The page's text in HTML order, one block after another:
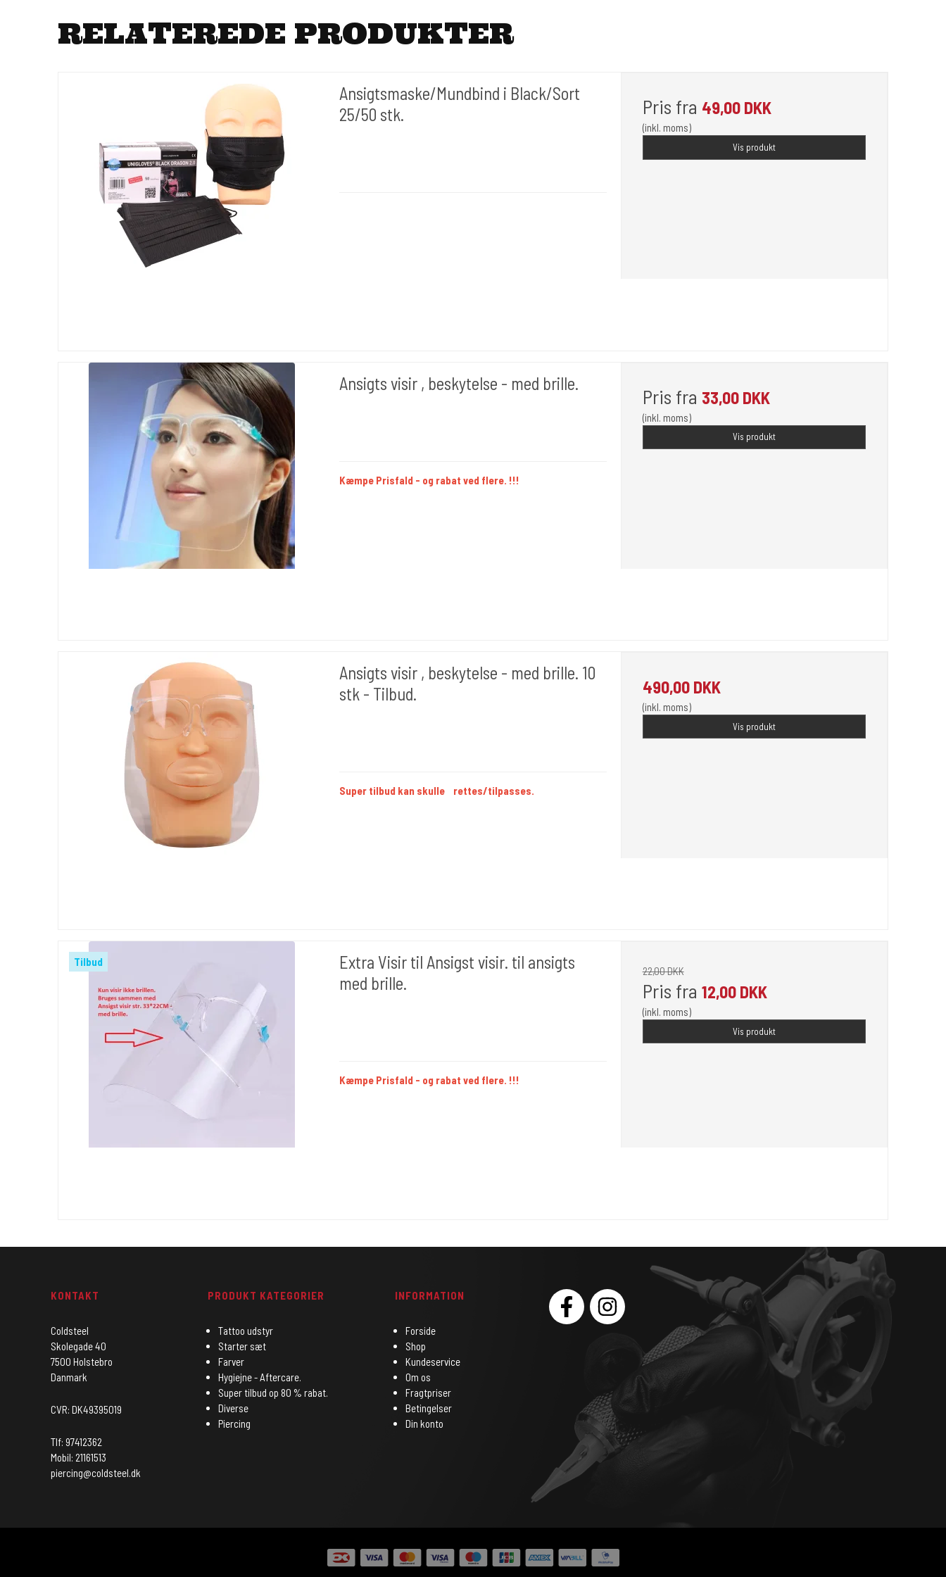
RELATEREDE PRODUKTER
Ansigtsmaske/Mundbind i Black/Sort
25/50 stk.
Pris fra 49,00 DKK
(inkl. moms)
Vis produkt
Ansigts visir , beskytelse - med brille.
Kæmpe Prisfald - og rabat ved flere. !!!
Pris fra 33,00 DKK
(inkl. moms)
Vis produkt
Ansigts visir , beskytelse - med brille. 10
stk - Tilbud.
Super tilbud kan skulle rettes/tilpasses.
490,00 DKK
(inkl. moms)
Vis produkt
Tilbud
Extra Visir til Ansigst visir. til ansigts
med brille.
Kæmpe Prisfald - og rabat ved flere. !!!
22,00 DKK
Pris fra 12,00 DKK
(inkl. moms)
Vis produkt
KONTAKT
Coldsteel
Skolegade 40
7500 Holstebro
Danmark
CVR: DK49395019
Tlf: 97412362
Mobil: 21161513
piercing@coldsteel.dk
PRODUKT KATEGORIER
Tattoo udstyr
Starter sæt
Farver
Hygiejne - Aftercare.
Super tilbud op 80 % rabat.
Diverse
Piercing
INFORMATION
Forside
Shop
Kundeservice
Om os
Fragtpriser
Betingelser
Din konto
SOCIAL